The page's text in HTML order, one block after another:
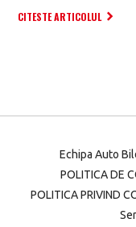
CITESTE ARTICOLUL
Echipa Auto
POLITICA DE
POLITICA PRIVIND